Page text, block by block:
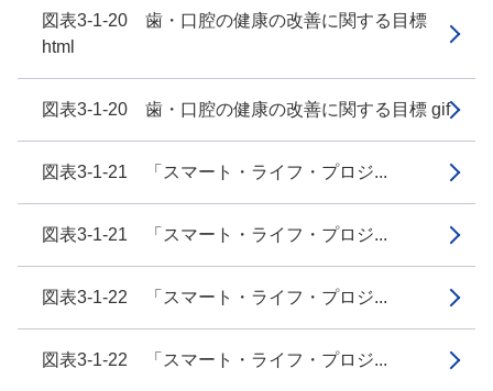
図表3-1-20 歯・口腔の健康の改善に関する目標
html
図表3-1-20 歯・口腔の健康の改善に関する目標 gif
図表3-1-21 「スマート・ライフ・プロジ...
図表3-1-21 「スマート・ライフ・プロジ...
図表3-1-22 「スマート・ライフ・プロジ...
図表3-1-22 「スマート・ライフ・プロジ...